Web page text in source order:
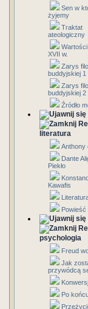
Sen w
żyjemy
Traktat
ateologiczny
XVII w.
Zarys
buddyjskiej 1
Zarys
buddyjskiej 2
Źródło
literatura
Anthony
Dante
Piekło
Kawafis
Powieść
psychologia
Freud
Jak
przywódcą
Po